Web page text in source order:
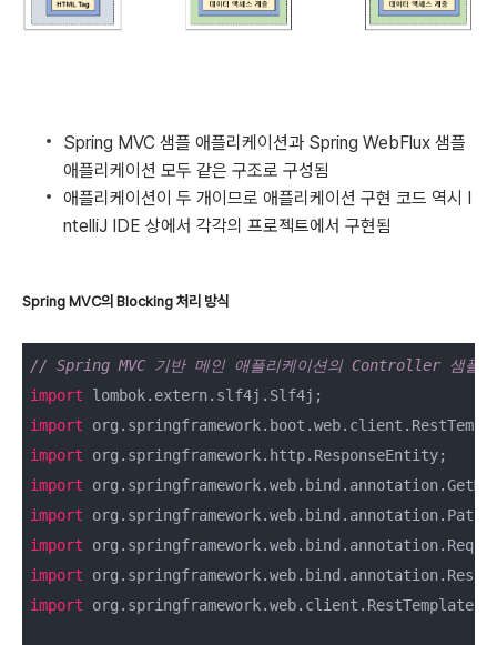
Spring MVC 샘플 애플리케이션과 Spring WebFlux 샘플
애플리케이션 모두 같은 구조로 구성됨
애플리케이션이 두 개이므로 애플리케이션 구현 코드 역시 I
ntelliJ IDE 상에서 각각의 프로젝트에서 구현됨
Spring MVC의 Blocking 처리 방식
// Spring MVC 기반 메인 애플리케이션의 Controller 샘플
import
import
import
import
import
import
import
import org.springframework.web.client.RestTemplate;